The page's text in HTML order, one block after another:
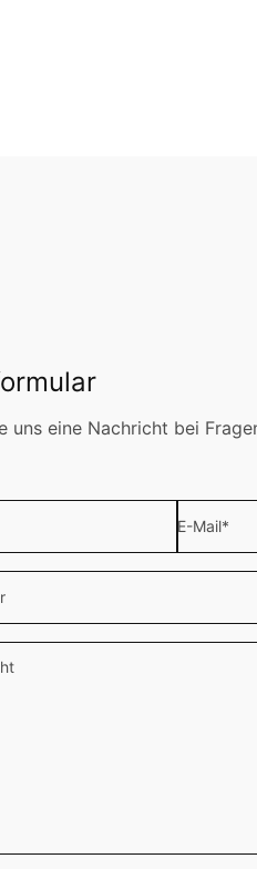
uns eine Nachricht bei
E-Mail*